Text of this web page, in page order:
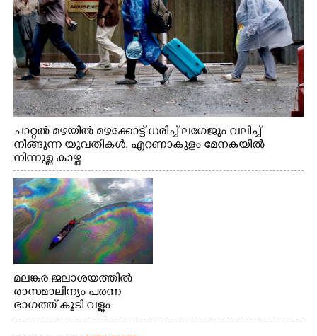
ചാറ്റൽ മഴയിൽ മഴക്കോട്ട് ധരിച്ച് ലഗേജും വലിച്ച്
നീങ്ങുന്ന യുവതികൾ. എറണാകുളം മേനകയിൽ
നിന്നുള്ള കാഴ്ച
മലങ്കര ജലാശയത്തിൽ
രാസമാലിന്യം പരന്ന
ഭാഗത്ത് കൂടി വള്ളം
തുഴഞ്ഞു പോകുന്ന
പ്രദേശവാസികൾ